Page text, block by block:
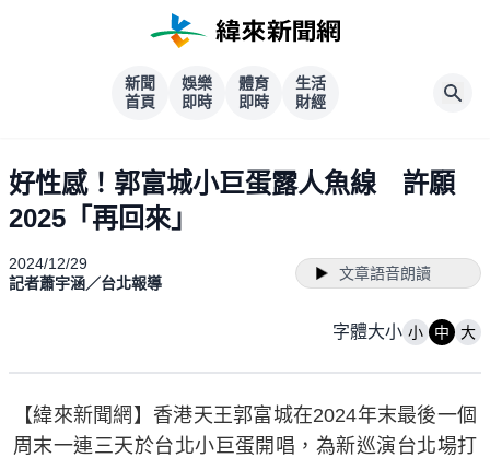
新聞
首頁
娛樂
即時
體育
即時
生活
財經
好性感！郭富城小巨蛋露人魚線 許願
2025「再回來」
2024/12/29
記者蕭宇涵／台北報導
文章語音朗讀
字體大小 小 中 大
【緯來新聞網】香港天王郭富城在2024年末最後一個
周末一連三天於台北小巨蛋開唱，為新巡演台北場打